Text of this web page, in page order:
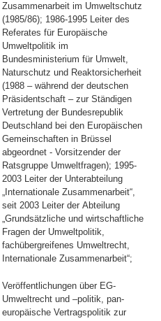
Zusammenarbeit im Umweltschutz
(1985/86); 1986-1995 Leiter des
Referates für Europäische
Umweltpolitik im
Bundesministerium für Umwelt,
Naturschutz und Reaktorsicherheit
(1988 – während der deutschen
Präsidentschaft – zur Ständigen
Vertretung der Bundesrepublik
Deutschland bei den Europäischen
Gemeinschaften in Brüssel
abgeordnet - Vorsitzender der
Ratsgruppe Umweltfragen); 1995-
2003 Leiter der Unterabteilung
„Internationale Zusammenarbeit“,
seit 2003 Leiter der Abteilung
„Grundsätzliche und wirtschaftliche
Fragen der Umweltpolitik,
fachübergreifenes Umweltrecht,
Internationale Zusammenarbeit“;
Veröffentlichungen über EG-
Umweltrecht und –politik, pan-
europäische Vertragspolitik zur